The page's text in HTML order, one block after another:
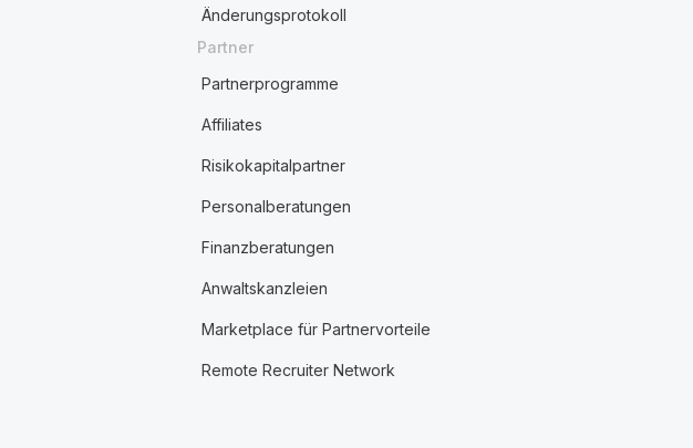
Änderungsprotokoll
Partner
Partnerprogramme
Affiliates
Risikokapitalpartner
Personalberatungen
Finanzberatungen
Anwaltskanzleien
Marketplace für Partnervorteile
Remote Recruiter Network